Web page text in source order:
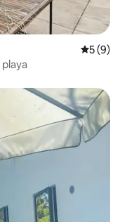
5 (9)
playa